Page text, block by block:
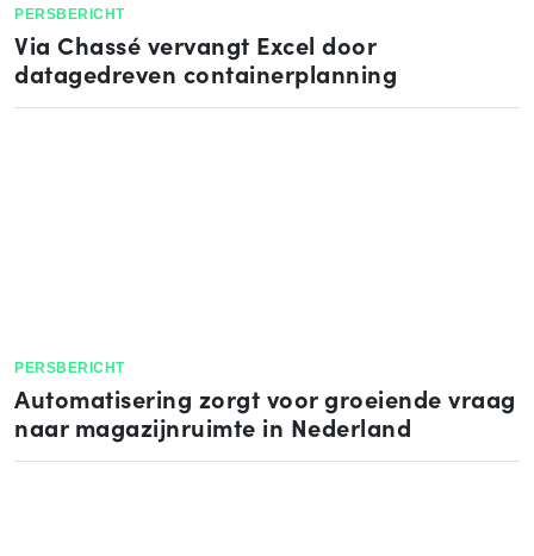
PERSBERICHT
Via Chassé vervangt Excel door
datagedreven containerplanning
PERSBERICHT
Automatisering zorgt voor groeiende vraag
naar magazijnruimte in Nederland